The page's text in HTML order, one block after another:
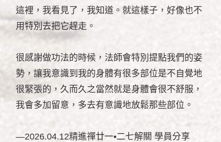
這裡，我看見了，我知道。就這樣子，好像也不
用特別去把它趕走。
很感謝做功法的時候，法師會特別提點我們的姿
勢，讓我意識到我的身體有很多部位是不自覺地
很緊張的，久而久之當然就是身體會很不舒服，
我會多加留意，多去有意識地放鬆那些部位。
—2026.04.12精進禪廿一•二七解關 學員分享